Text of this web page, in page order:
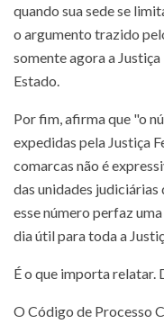
quando sua sede se
o argumento trazido
somente agora a
Estado.
Por fim, afirma que "o
expedidas pela Justiça
comarcas não é
das unidades
esse número perfaz
dia útil para toda a
É o que importa relatar.
O Código de Processo